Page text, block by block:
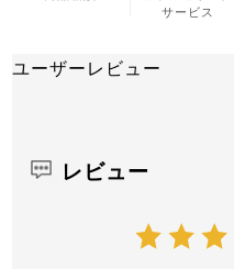
サービス
ユーザーレビュー
レビュー